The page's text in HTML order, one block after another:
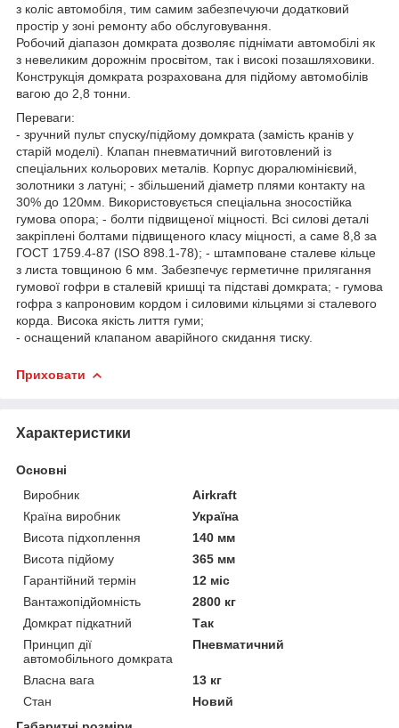
з коліс автомобіля, тим самим забезпечуючи додатковий
простір у зоні ремонту або обслуговування.
Робочий діапазон домкрата дозволяє піднімати автомобілі як
з невеликим дорожнім просвітом, так і високі позашляховики.
Конструкція домкрата розрахована для підйому автомобілів
вагою до 2,8 тонни.
Переваги:
- зручний пульт спуску/підйому домкрата (замість кранів у
старій моделі). Клапан пневматичний виготовлений із
спеціальних кольорових металів. Корпус дюралюмінієвий,
золотники з латуні; - збільшений діаметр плями контакту на
30% до 120мм. Використовується спеціальна зносостійка
гумова опора; - болти підвищеної міцності. Всі силові деталі
закріплені болтами підвищеного класу міцності, а саме 8,8 за
ГОСТ 1759.4-87 (ISO 898.1-78); - штамповане сталеве кільце
з листа товщиною 6 мм. Забезпечує герметичне прилягання
гумової гофри в сталевій кришці та підставі домкрата; - гумова
гофра з капроновим кордом і силовими кільцями зі сталевого
корда. Висока якість лиття гуми;
- оснащений клапаном аварійного скидання тиску.
Приховати
Характеристики
Основні
Виробник
Airkraft
Країна виробник
Україна
Висота підхоплення
140 мм
Висота підйому
365 мм
Гарантійний термін
12 міс
Вантажопідйомність
2800 кг
Домкрат підкатний
Так
Принцип дії
автомобільного домкрата
Пневматичний
Власна вага
13 кг
Стан
Новий